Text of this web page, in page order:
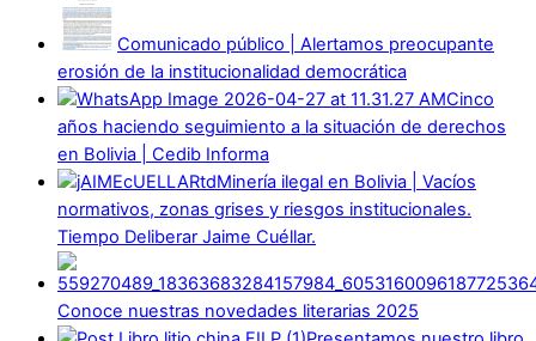
Comunicado público | Alertamos preocupante
erosión de la institucionalidad democrática
Cinco
años haciendo seguimiento a la situación de derechos
en Bolivia | Cedib Informa
Minería ilegal en Bolivia | Vacíos
normativos, zonas grises y riesgos institucionales.
Tiempo Deliberar Jaime Cuéllar.
Conoce nuestras novedades literarias 2025